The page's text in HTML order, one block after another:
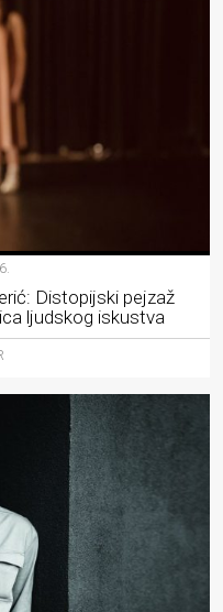
Distopijski pejzaž
ljudskog iskustva